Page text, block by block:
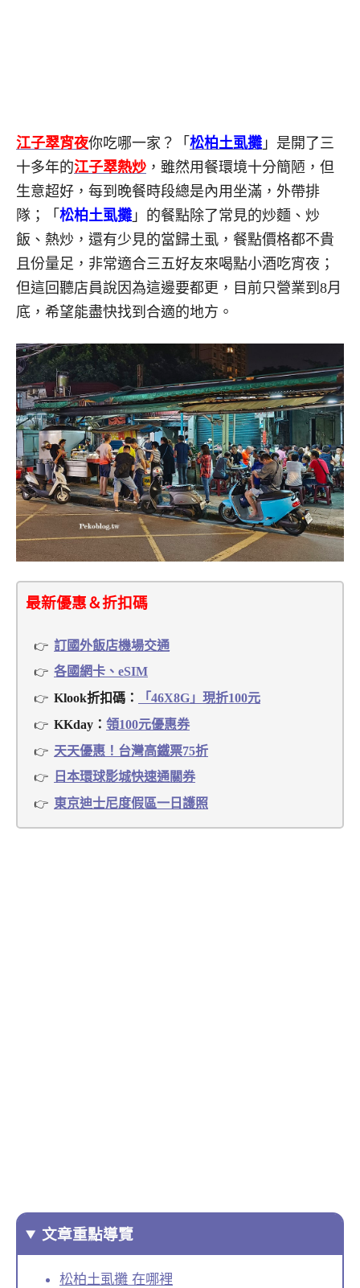
江子翠宵夜你吃哪一家？「 松柏土虱攤 」是開了三
十多年的江子翠熱炒 ，雖然用餐環境十分簡陋，但
生意超好，每到晚餐時段總是內用坐滿，外帶排
隊；「 松柏土虱攤 」的餐點除了常見的炒麵、炒
飯、熱炒，還有少見的當歸土虱，餐點價格都不貴
且份量足，非常適合三五好友來喝點小酒吃宵夜；
但這回聽店員說因為這邊要都更，目前只營業到8月
底，希望能盡快找到合適的地方。
最新優惠＆折扣碼
訂國外飯店機場交通
各國網卡、eSIM
Klook折扣碼：
「46X8G」現折100元
KKday： 領100元優惠券
天天優惠！台灣高鐵票75折
日本環球影城快速通關券
東京迪士尼度假區一日護照
文章重點導覽
松柏土虱攤 在哪裡